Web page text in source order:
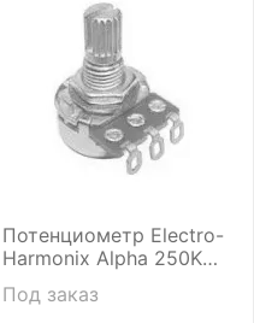
Потенциометр Electro-
Harmonix Alpha 250K
Под заказ